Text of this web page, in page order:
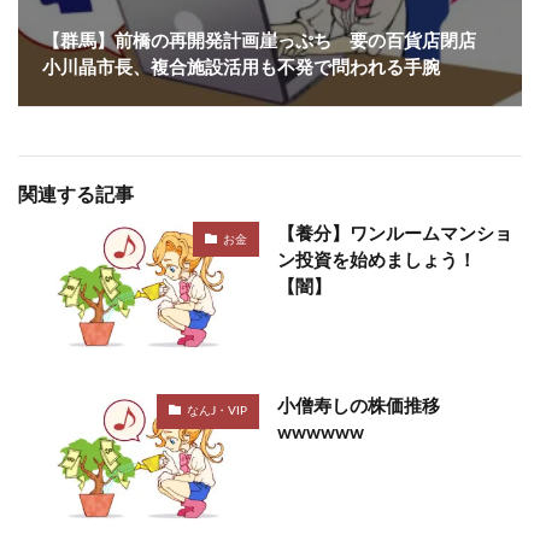
【群馬】前橋の再開発計画崖っぷち 要の百貨店閉店
小川晶市長、複合施設活用も不発で問われる手腕
関連する記事
お金
【養分】ワンルームマンショ
ン投資を始めましょう！
【闇】
なんJ・VIP
小僧寿しの株価推移
wwwwww